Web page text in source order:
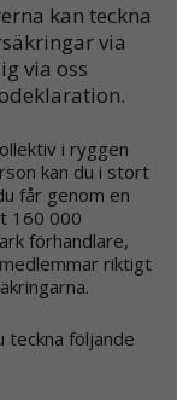
kan teckna
via
via oss
i ryggen
kan du i stort
får genom en
160 000
förhandlare,
riktigt
teckna följande